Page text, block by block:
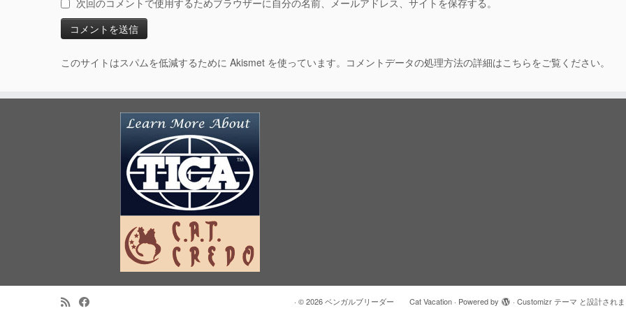
次回のコメントで使用するためブラウザーに自分の名前、メールアドレス、サイトを保存する。
このサイトはスパムを低減するために Akismet を使っています。 コメントデータの処理方法の詳細はこちらをご覧ください。
· © 2026ベンガルブリーダー Cat Vacation · Powered by · Customizr テーマ と設計され